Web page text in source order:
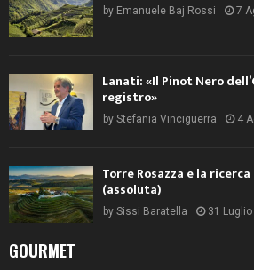
by Emanuele Baj Rossi 7
Lanati: «Il Pinot Nero
registro»
by Stefania Vinciguerra 4
Torre Rosazza e la
(assoluta)
by Sissi Baratella 31
GOURMET